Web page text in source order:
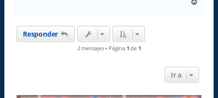
Responder
2 mensajes • Página 1 de 1
Ir a